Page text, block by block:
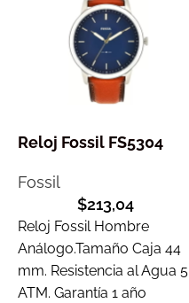
Reloj Fossil FS5304
Fossil
$213,04
Reloj Fossil Hombre
Análogo.Tamaño Caja 44
mm. Resistencia al Agua 5
ATM. Garantía 1 año